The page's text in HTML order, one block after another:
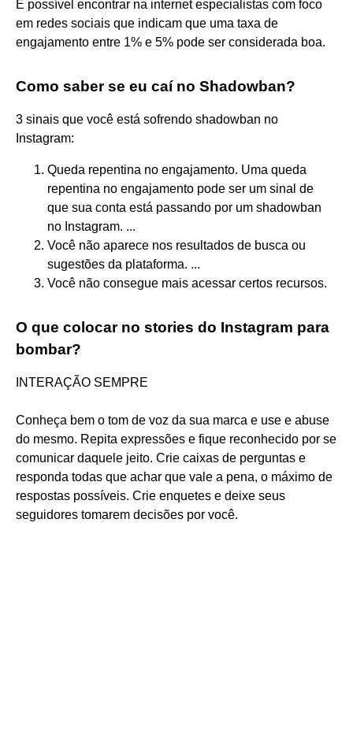
É possível encontrar na internet especialistas com foco
em redes sociais que indicam que uma taxa de
engajamento entre 1% e 5% pode ser considerada boa.
Como saber se eu caí no Shadowban?
3 sinais que você está sofrendo shadowban no
Instagram:
Queda repentina no engajamento. Uma queda
repentina no engajamento pode ser um sinal de
que sua conta está passando por um shadowban
no Instagram. ...
Você não aparece nos resultados de busca ou
sugestões da plataforma. ...
Você não consegue mais acessar certos recursos.
O que colocar no stories do Instagram para
bombar?
INTERAÇÃO SEMPRE
Conheça bem o tom de voz da sua marca e use e abuse
do mesmo. Repita expressões e fique reconhecido por se
comunicar daquele jeito. Crie caixas de perguntas e
responda todas que achar que vale a pena, o máximo de
respostas possíveis. Crie enquetes e deixe seus
seguidores tomarem decisões por você.